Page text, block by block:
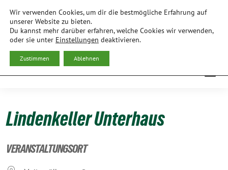
zum
Inhalt
BÜNDNIS 90/DIE GRÜNEN
ORTSVERBAND FREISING
Lindenkeller Unterhaus
VERANSTALTUNGSORT
Wir verwenden Cookies, um dir die bestmögliche Erfahrung auf
unserer Website zu bieten.
Du kannst mehr darüber erfahren, welche Cookies wir verwenden,
oder sie unter Einstellungen deaktivieren.
Zustimmen Ablehnen